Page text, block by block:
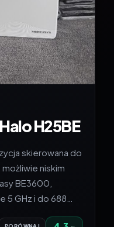
H25BE
skierowana do
niskim
BE3600,
GHz i do 688…